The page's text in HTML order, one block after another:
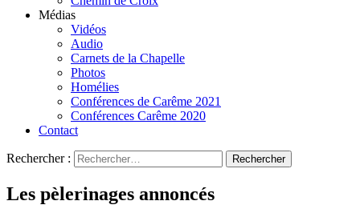
Médias
Vidéos
Audio
Carnets de la Chapelle
Photos
Homélies
Conférences de Carême 2021
Conférences Carême 2020
Contact
Rechercher :
Les pèlerinages annoncés